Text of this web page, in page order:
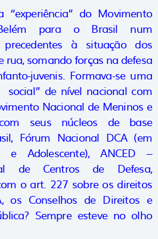
do Movimento
para o Brasil num
à situação dos
rua, somando forças na defesa
juvenis. Formava-se uma
social” de nível nacional com
Nacional de Meninos e
seus núcleos de base
Fórum Nacional DCA (em
e Adolescente), ANCED –
de Centros de Defesa,
o art. 227 sobre os direitos
os Conselhos de Direitos e
Sempre esteve no olho